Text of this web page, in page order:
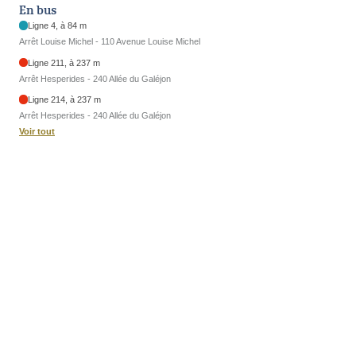
En bus
Ligne 4, à 84 m
Arrêt Louise Michel - 110 Avenue Louise Michel
Ligne 211, à 237 m
Arrêt Hesperides - 240 Allée du Galéjon
Ligne 214, à 237 m
Arrêt Hesperides - 240 Allée du Galéjon
Voir tout